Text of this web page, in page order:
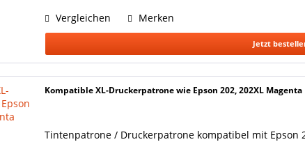
Vergleichen Merken
Jetzt
Kompatible XL-Druckerpatrone wie Epson 202, 202XL Magenta
Tintenpatrone / Druckerpatrone kompatibel mit Epson